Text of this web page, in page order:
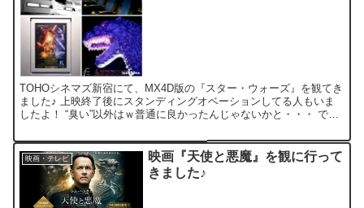
TOHOシネマズ新宿にて、MX4D版の『スター・ウォーズ』を観てき
ました♪ 上映終了後にスタンディングオベーションしてる人もいま
したよ！ “臭い”以外はｗ普通に良かったんじゃないかと・・・ でも
映画・テレビ
映画『天使と悪魔』を観に行って
きました♪